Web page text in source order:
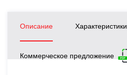
Описание Характеристики
Коммерческое предложение